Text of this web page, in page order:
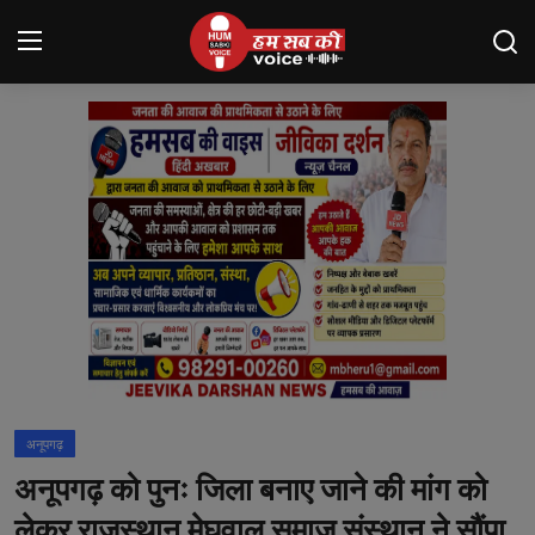
Login Register
About us
शाहपुरा
मनोरंजन
अनूपगढ़
अनूपगढ़ को पुनः जिला बनाए जाने की मांग को